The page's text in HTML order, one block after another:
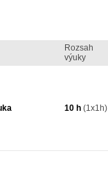
Rozsah
výuky
10 h (1x1h)